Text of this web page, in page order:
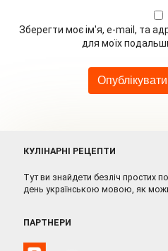
Зберегти моє ім'я, e-mail, та
для моїх
КУЛІНАРНІ РЕЦЕПТИ
Тут ви знайдети безліч простих
день українською мовою, як
ПАРТНЕРИ